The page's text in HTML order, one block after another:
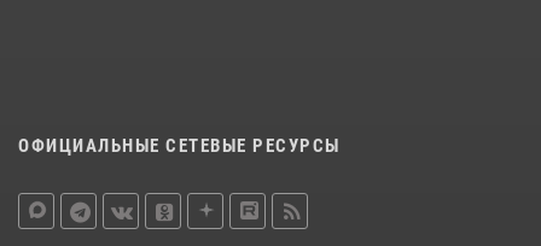
ОФИЦИАЛЬНЫЕ СЕТЕВЫЕ РЕСУРСЫ